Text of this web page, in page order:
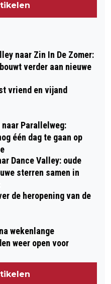
naar Zin In De Zomer:
verder aan nieuwe
vriend en vijand
naar Parallelweg:
één dag te gaan op
Dance Valley: oude
sterren samen in
de heropening van de
wekenlange
weer open voor